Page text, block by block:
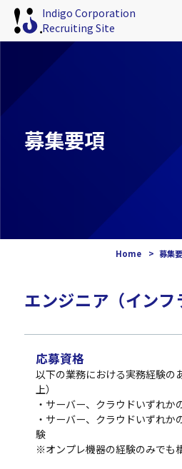
Indigo Corporation
Recruiting Site
募集要項
Home 募集
エンジニア（インフ
応募資格
以下の業務における実務経験の
上）
・サーバー、クラウドいずれか
・サーバー、クラウドいずれか
験
※オンプレ機器の経験のみでも